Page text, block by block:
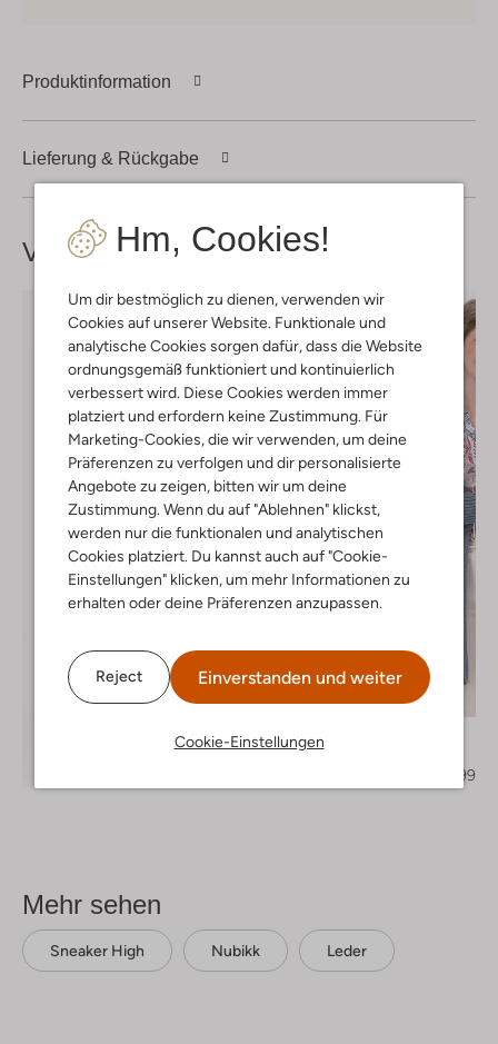
Hm, Cookies!
Um dir bestmöglich zu dienen, verwenden wir
Cookies auf unserer Website. Funktionale und
analytische Cookies sorgen dafür, dass die Website
ordnungsgemäß funktioniert und kontinuierlich
verbessert wird. Diese Cookies werden immer
platziert und erfordern keine Zustimmung. Für
Marketing-Cookies, die wir verwenden, um deine
Präferenzen zu verfolgen und dir personalisierte
Angebote zu zeigen, bitten wir um deine
Zustimmung. Wenn du auf "Ablehnen" klickst,
werden nur die funktionalen und analytischen
Cookies platziert. Du kannst auch auf "Cookie-
Einstellungen" klicken, um mehr Informationen zu
erhalten oder deine Präferenzen anzupassen.
Reject Einverstanden und weiter
Cookie-Einstellungen
Produktinformation
Lieferung & Rückgabe
Vervollständige deinenLook
Letzter Artikel
-50%
€ 54,99
Mehr sehen
Sneaker High Nubikk Leder